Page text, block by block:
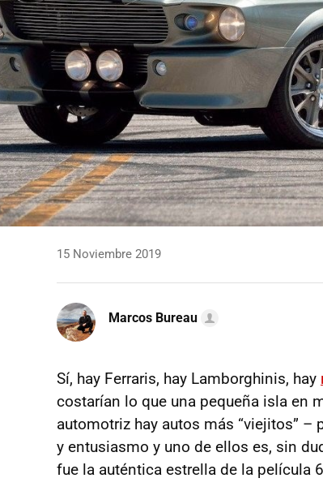
15 Noviembre 2019
Marcos Bureau
Sí, hay Ferraris, hay Lamborghinis, hay
costarían lo que una pequeña isla en
automotriz hay autos más “viejitos”
y entusiasmo y uno de ellos es, sin
fue la auténtica estrella de la película